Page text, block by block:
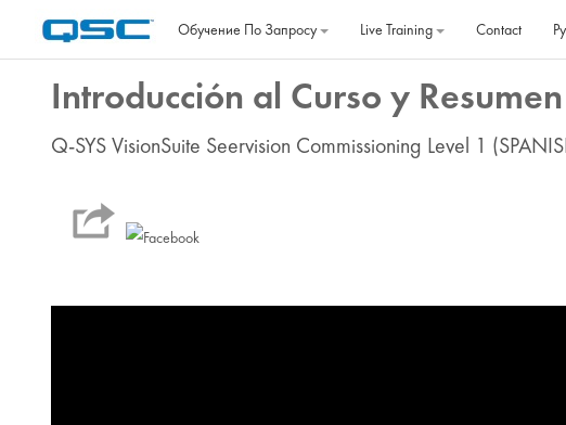
Обучение По Запросу
Live Training Contact
Introducción al Curso y
Q-SYS VisionSuite Seervision Commissioning Level 1